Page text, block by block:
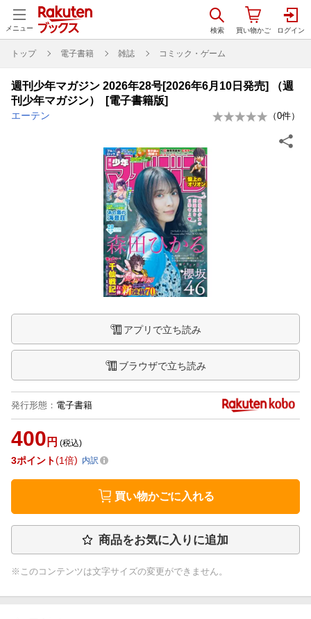
メニュー
トップ 電子書籍 雑誌 コミック・ゲーム
週刊少年マガジン 2026年28号[2026年6月10日発売] （週
刊少年マガジン） [電子書籍版]
エーテン （0件）
アプリで立ち読み
ブラウザで立ち読み
発行形態 ： 電子書籍
400 円 (税込)
3ポイント 1倍 内訳
買い物かごに入れる
商品をお気に入りに追加
※このコンテンツは文字サイズの変更ができません。